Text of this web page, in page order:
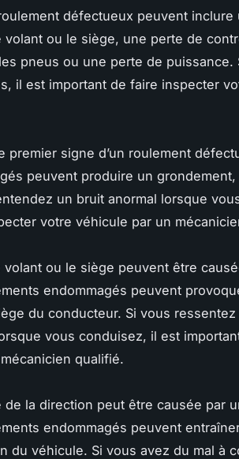
défectueux peuvent inclure
volant ou le siège, une perte de
pneus ou une perte de puissance.
il est important de faire inspecter
premier signe d’un roulement
peuvent produire un
un bruit anormal lorsque
votre véhicule par un
volant ou le siège peuvent être
endommagés peuvent
du conducteur. Si vous
vous conduisez, il est
qualifié.
la direction peut être causée par
endommagés peuvent
du véhicule. Si vous avez du mal à